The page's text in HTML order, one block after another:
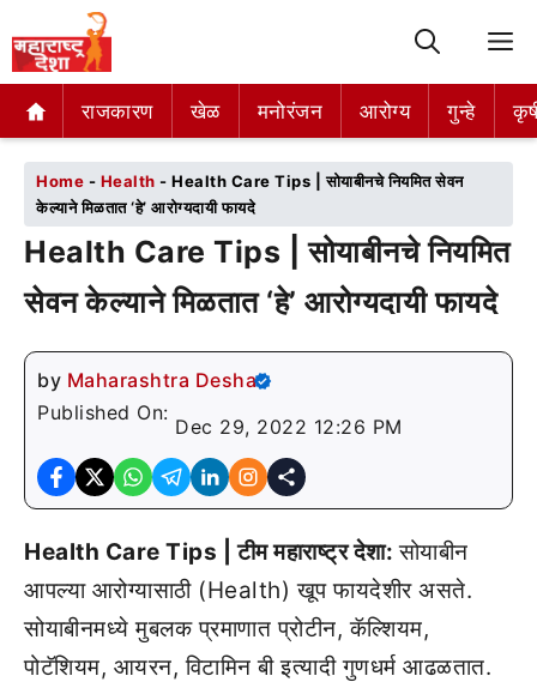
राजकारण खेळ मनोरंजन आरोग्य गुन्हे
राजकारण खेळ मनोरंजन आरोग्य गुन्हे
Home - Health - Health Care Tips | सोयाबीनचे नियमित सेवन
केल्याने मिळतात ‘हे’ आरोग्यदायी फायदे
Health Care Tips | सोयाबीनचे नियमित
सेवन केल्याने मिळतात ‘हे’ आरोग्यदायी फायदे
by Maharashtra Desha
Published On:
Dec 29, 2022 12:26 PM
Health Care Tips | टीम महाराष्ट्र देशा:सोयाबीन
आपल्या आरोग्यासाठी (Health) खूप फायदेशीर असते.
सोयाबीनमध्ये मुबलक प्रमाणात प्रोटीन, कॅल्शियम,
पोटॅशियम, आयरन, विटामिन बी इत्यादी गुणधर्म आढळतात.